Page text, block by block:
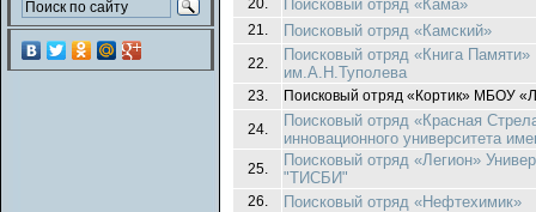
20. Поисковый отряд «Кама»
21. Поисковый отряд «Камский»
22.
Поисковый отряд «Книга
им.А.Н.Туполева
23.
Поисковый отряд «Кортик» МБОУ
24.
Поисковый отряд «Красная
инновационного университета
25.
Поисковый отряд «Легион»
"ТИСБИ"
26. Поисковый отряд «Нефтехимик»